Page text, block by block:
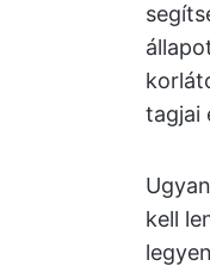
tagjai
kell